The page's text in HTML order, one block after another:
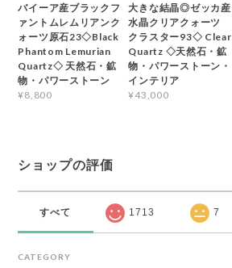
バイーア産ブラックフ
ァントムレムリアンク
ォーツ原石23◇Black
Phantom Lemurian
Quartz◇ 天然石・鉱
物・パワーストーン
¥8,800
大きな結晶◎ゼッカ産
水晶クリアクォーツ
クラスター93◇ Clear
Quartz ◇天然石・鉱
物・パワーストーン・
インテリア
¥43,000
ショップの評価
すべて 1713 7
CATEGORY